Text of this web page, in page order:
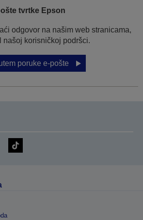
tvrtke Epson
odgovor na našim web stranicama,
našoj korisničkoj podršci.
poruke e-pošte